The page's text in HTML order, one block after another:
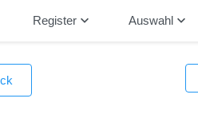
Registerkeyboard_arrow_down Auswahlkeyboard_arrow_down